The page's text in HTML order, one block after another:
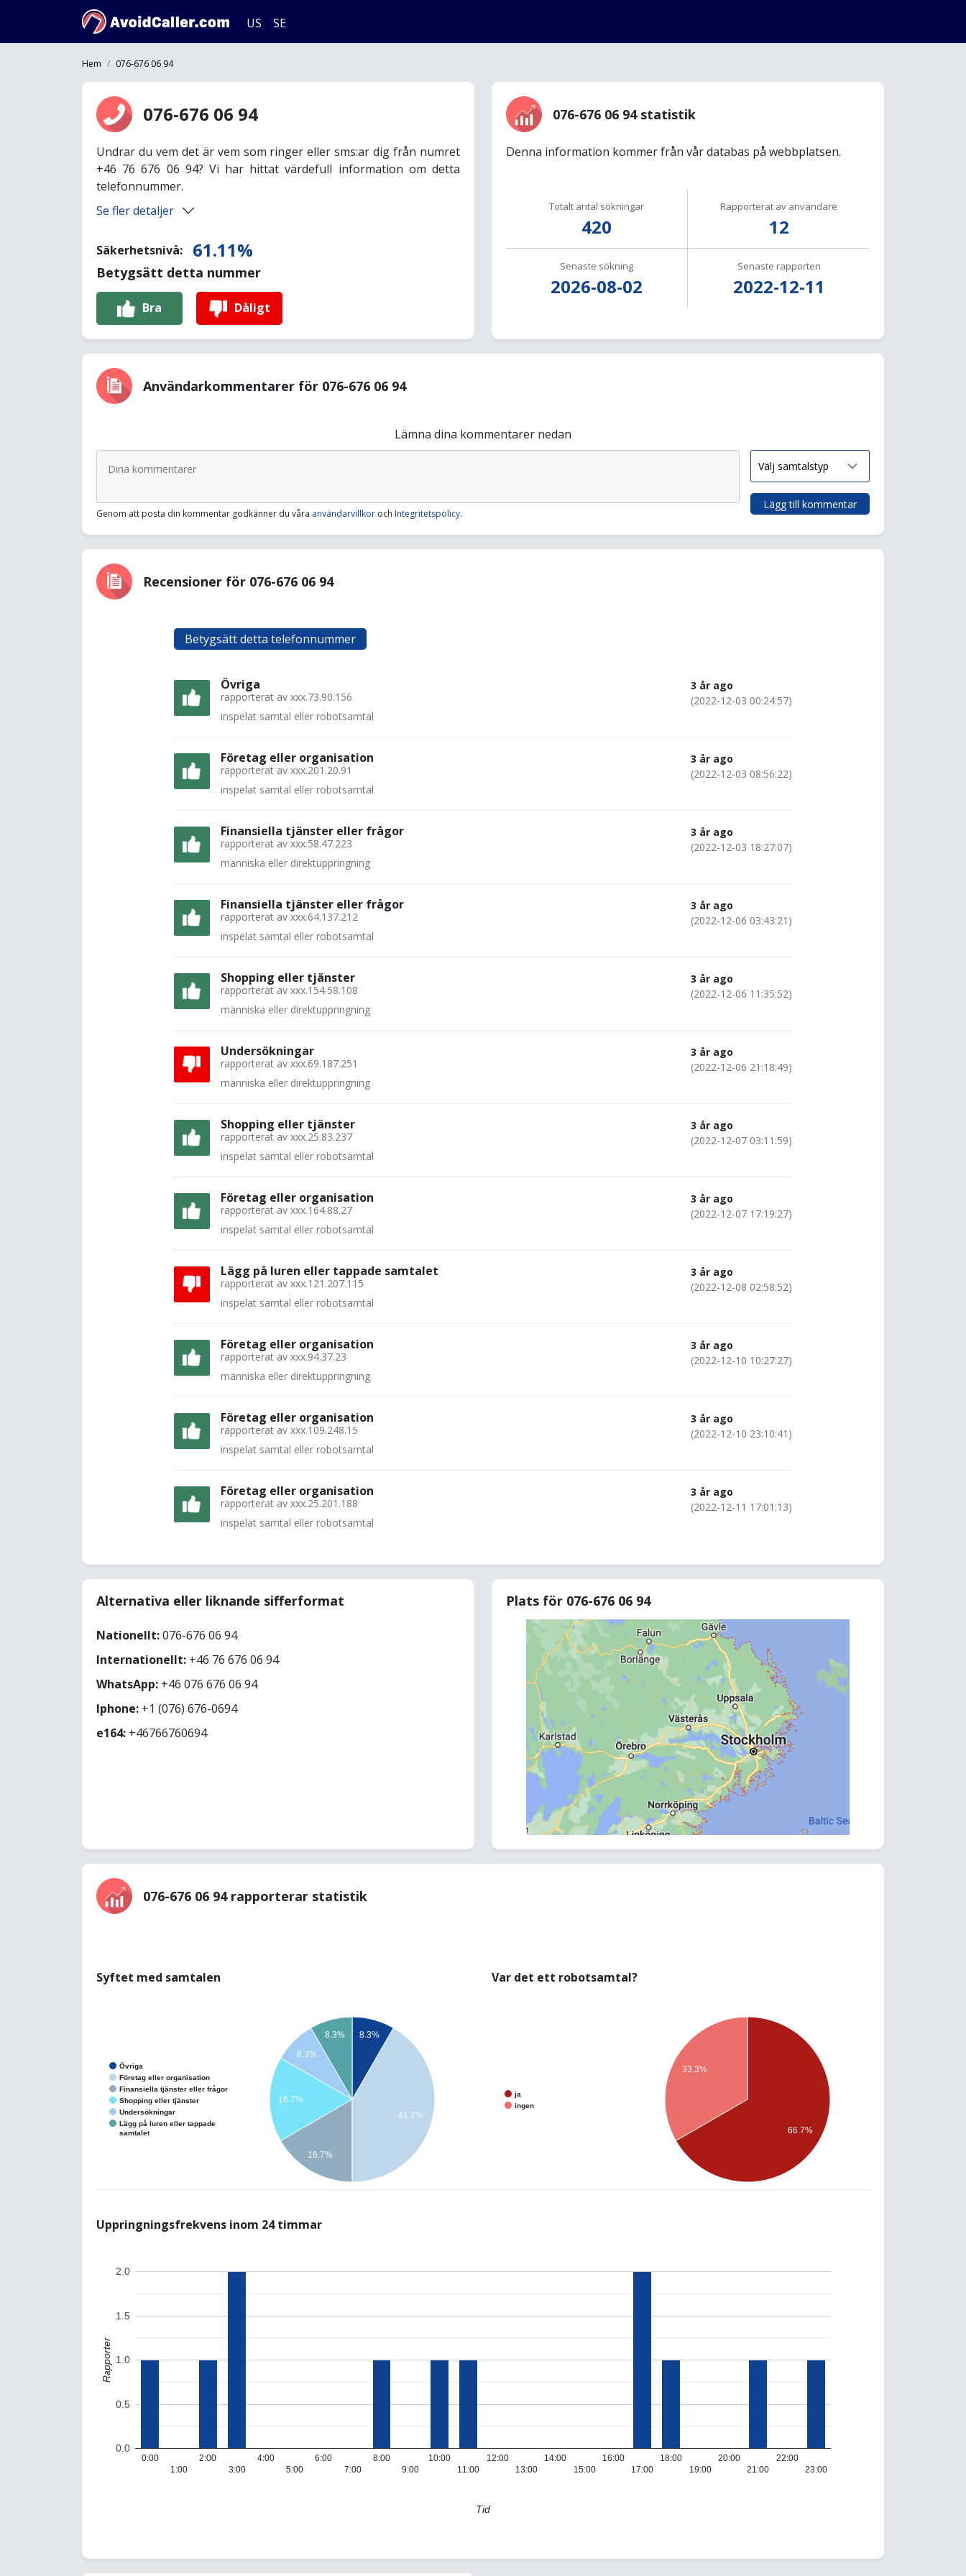
US SE
Hem 076-676 06 94
076-676 06 94
Undrar du vem det är vem som ringer eller sms:ar dig från numret
+46 76 676 06 94? Vi har hittat värdefull information om detta
telefonnummer.
Se fler detaljer
Säkerhetsnivå: 61.11%
Betygsätt detta nummer
Bra Dåligt
076-676 06 94 statistik
Denna information kommer från vår databas på webbplatsen.
Totalt antal sökningar
420
Rapporterat av användare
12
Senaste sökning
2026-08-02
Senaste rapporten
2022-12-11
Användarkommentarer för 076-676 06 94
Lämna dina kommentarer nedan
Genom att posta din kommentar godkänner du våra användarvillkor och Integritetspolicy.
Lägg till kommentar
Recensioner för 076-676 06 94
Betygsätt detta telefonnummer
Övriga
rapporterat av xxx.73.90.156
inspelat samtal eller robotsamtal
3 år ago
(2022-12-03 00:24:57)
Företag eller organisation
rapporterat av xxx.201.20.91
inspelat samtal eller robotsamtal
3 år ago
(2022-12-03 08:56:22)
Finansiella tjänster eller frågor
rapporterat av xxx.58.47.223
människa eller direktuppringning
3 år ago
(2022-12-03 18:27:07)
Finansiella tjänster eller frågor
rapporterat av xxx.64.137.212
inspelat samtal eller robotsamtal
3 år ago
(2022-12-06 03:43:21)
Shopping eller tjänster
rapporterat av xxx.154.58.108
människa eller direktuppringning
3 år ago
(2022-12-06 11:35:52)
Undersökningar
rapporterat av xxx.69.187.251
människa eller direktuppringning
3 år ago
(2022-12-06 21:18:49)
Shopping eller tjänster
rapporterat av xxx.25.83.237
inspelat samtal eller robotsamtal
3 år ago
(2022-12-07 03:11:59)
Företag eller organisation
rapporterat av xxx.164.88.27
inspelat samtal eller robotsamtal
3 år ago
(2022-12-07 17:19:27)
Lägg på luren eller tappade samtalet
rapporterat av xxx.121.207.115
inspelat samtal eller robotsamtal
3 år ago
(2022-12-08 02:58:52)
Företag eller organisation
rapporterat av xxx.94.37.23
människa eller direktuppringning
3 år ago
(2022-12-10 10:27:27)
Företag eller organisation
rapporterat av xxx.109.248.15
inspelat samtal eller robotsamtal
3 år ago
(2022-12-10 23:10:41)
Företag eller organisation
rapporterat av xxx.25.201.188
inspelat samtal eller robotsamtal
3 år ago
(2022-12-11 17:01:13)
Alternativa eller liknande sifferformat
Nationellt:076-676 06 94
Internationellt: +46 76 676 06 94
WhatsApp: +46 076 676 06 94
Iphone: +1 (076) 676-0694
e164: +46766760694
Plats för 076-676 06 94
076-676 06 94 rapporterar statistik
Syftet med samtalen
Övriga
Företag eller organisation
Finansiella tjänster eller frågor
Shopping eller tjänster
Undersökningar
Lägg på luren eller tappade
samtalet
8.3%
8.3%
8.3%
16.7%
16.7%
41.7%
Var det ett robotsamtal?
ja
ingen
33.3%
66.7%
Uppringningsfrekvens inom 24 timmar
0:00
1:00
2:00
3:00
4:00
5:00
6:00
7:00
8:00
9:00
10:00
11:00
12:00
13:00
14:00
15:00
16:00
17:00
18:00
19:00
20:00
21:00
22:00
23:00
0.0
0.5
1.0
1.5
2.0
Tid
Rapporter